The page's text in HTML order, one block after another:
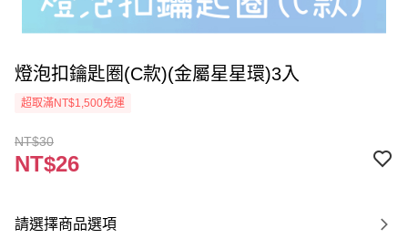
燈泡扣鑰匙圈(C款)(金屬星星環)3入
超取滿NT$1,500免運
NT$30
NT$26
請選擇商品選項